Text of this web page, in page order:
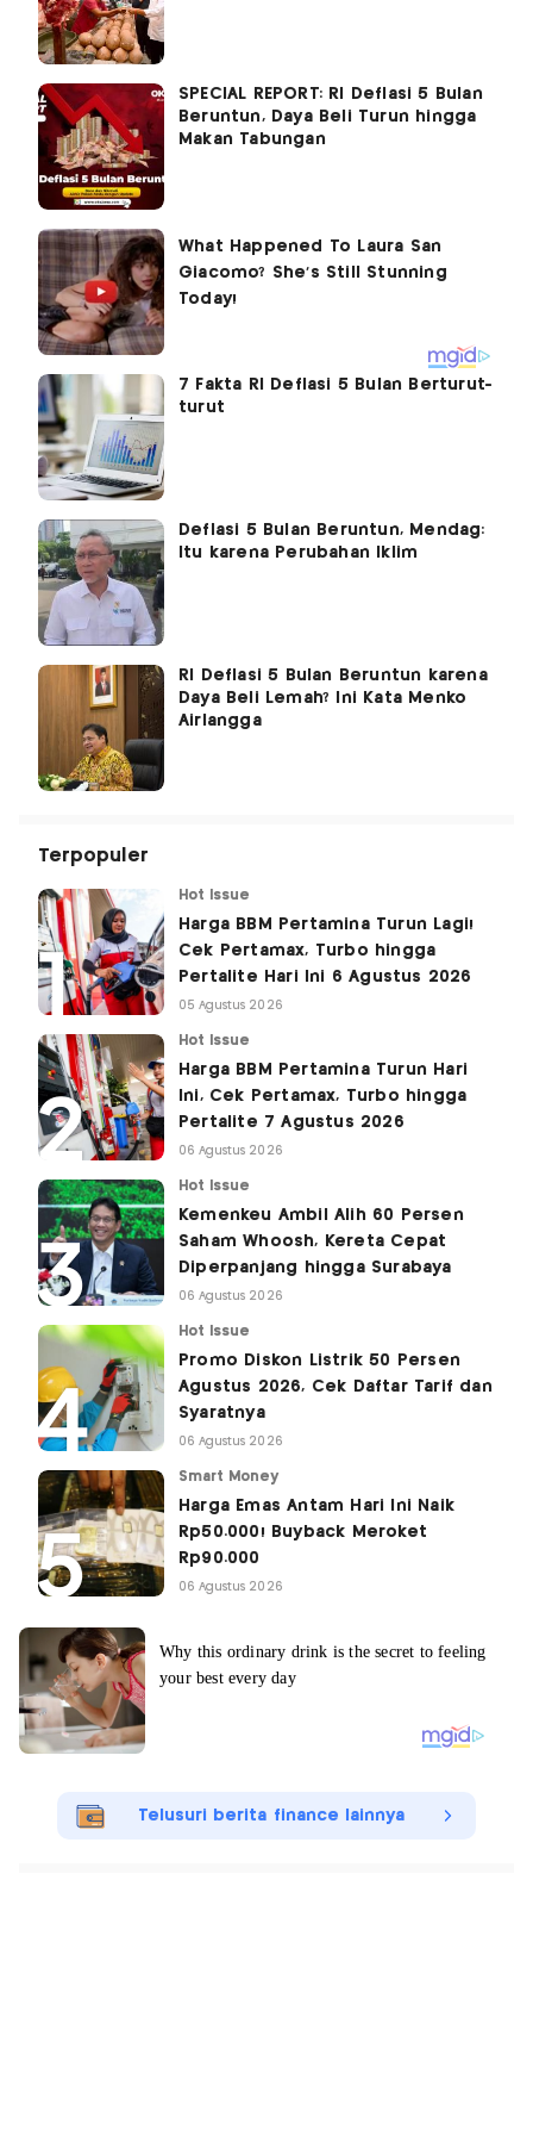
SPECIAL REPORT: RI Deflasi 5 Bulan
Beruntun, Daya Beli Turun hingga
Makan Tabungan
7 Fakta RI Deflasi 5 Bulan Berturut-
turut
Deflasi 5 Bulan Beruntun, Mendag:
Itu karena Perubahan Iklim
RI Deflasi 5 Bulan Beruntun karena
Daya Beli Lemah? Ini Kata Menko
Airlangga
Terpopuler
Hot Issue
Harga BBM Pertamina Turun Lagi!
Cek Pertamax, Turbo hingga
Pertalite Hari Ini 6 Agustus 2026
05 Agustus 2026
Hot Issue
Harga BBM Pertamina Turun Hari
Ini, Cek Pertamax, Turbo hingga
Pertalite 7 Agustus 2026
06 Agustus 2026
Hot Issue
Kemenkeu Ambil Alih 60 Persen
Saham Whoosh, Kereta Cepat
Diperpanjang hingga Surabaya
06 Agustus 2026
Hot Issue
Promo Diskon Listrik 50 Persen
Agustus 2026, Cek Daftar Tarif dan
Syaratnya
06 Agustus 2026
Smart Money
Harga Emas Antam Hari Ini Naik
Rp50.000! Buyback Meroket
Rp90.000
06 Agustus 2026
Telusuri berita finance lainnya